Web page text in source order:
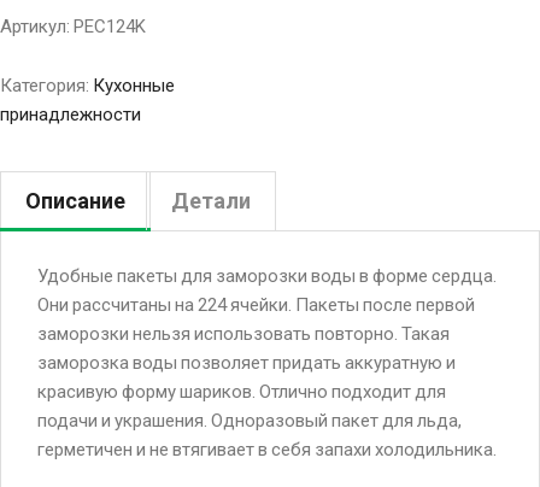
Артикул: PEC124K
Категория: Кухонные
принадлежности
Описание Детали
Удобные пакеты для заморозки воды в форме сердца.
Они рассчитаны на 224 ячейки. Пакеты после первой
заморозки нельзя использовать повторно. Такая
заморозка воды позволяет придать аккуратную и
красивую форму шариков. Отлично подходит для
подачи и украшения. Одноразовый пакет для льда,
герметичен и не втягивает в себя запахи холодильника.